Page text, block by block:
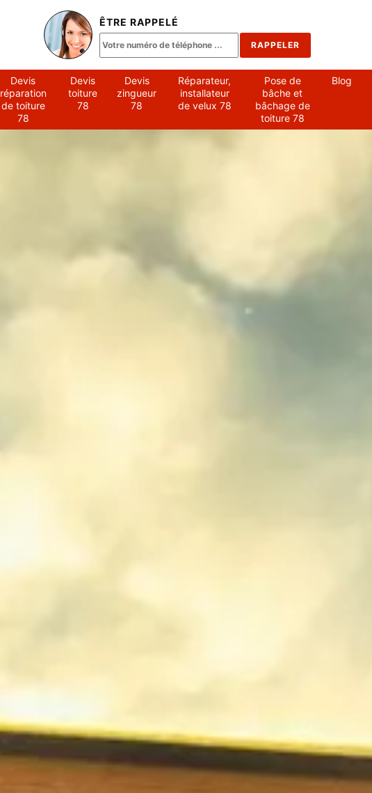
ÊTRE RAPPELÉ
Devis
réparation
de toiture
78
Devis
toiture
78
Devis
zingueur
78
Réparateur,
installateur
de velux 78
Pose de
bâche et
bâchage de
toiture 78
Blog